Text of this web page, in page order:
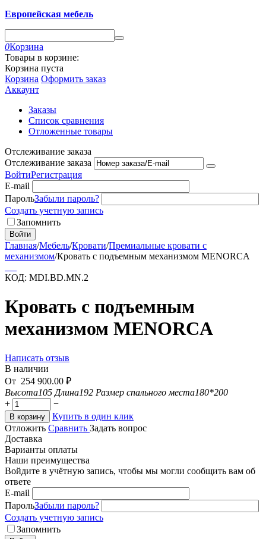
Европейская мебель
0Корзина
Товары в корзине:
Корзина пуста
Корзина Оформить заказ
Аккаунт
Заказы
Список сравнения
Отложенные товары
Отслеживание заказа
Отслеживание заказа
ВойтиРегистрация
E-mail
ПарольЗабыли пароль?
Создать учетную запись
Запомнить
Войти
Главная/Мебель/Кровати/Премиальные кровати с
механизмом/Кровать с подъемным механизмом MENORCA
КОД: MDI.BD.MN.2
Кровать с подъемным
механизмом MENORCA
Написать отзыв
В наличии
От 254 900.00 ₽
Высота105 Длина192 Размер спального места180*200
+
−
В корзину
Купить в один клик
Отложить Сравнить Задать вопрос
Доставка
Варианты оплаты
Наши преимущества
Войдите в учётную запись, чтобы мы могли сообщить вам об
ответе
E-mail
ПарольЗабыли пароль?
Создать учетную запись
Запомнить